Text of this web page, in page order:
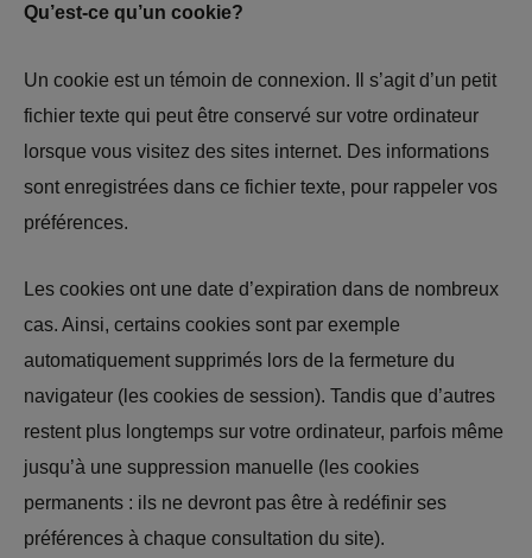
Qu’est-ce qu’un cookie?
Un cookie est un témoin de connexion. Il s’agit d’un petit
fichier texte qui peut être conservé sur votre ordinateur
lorsque vous visitez des sites internet. Des informations
sont enregistrées dans ce fichier texte, pour rappeler vos
préférences.
Les cookies ont une date d’expiration dans de nombreux
cas. Ainsi, certains cookies sont par exemple
automatiquement supprimés lors de la fermeture du
navigateur (les cookies de session). Tandis que d’autres
restent plus longtemps sur votre ordinateur, parfois même
jusqu’à une suppression manuelle (les cookies
permanents : ils ne devront pas être à redéfinir ses
préférences à chaque consultation du site).